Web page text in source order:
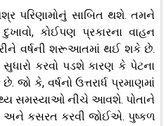
પરિણામોનું સાબિત થશે. તમને
દુખાવો, કોઈપણ પ્રકારના વાહન
વર્ષની શરૂઆતમાં થઈ શકે છે.
સુધારો કરવો પડશે કારણ કે પેટના
કે, વર્ષનો ઉત્તરાર્ધ પ્રમાણમાં
સમસ્યાઓ નીચે આવશે. પોતાને
અને કસરત કરવી જોઈએ. પુષ્કળ